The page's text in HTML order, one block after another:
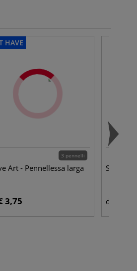
HAVE
3 pennelli
Art - Pennellessa larga
3,75 da